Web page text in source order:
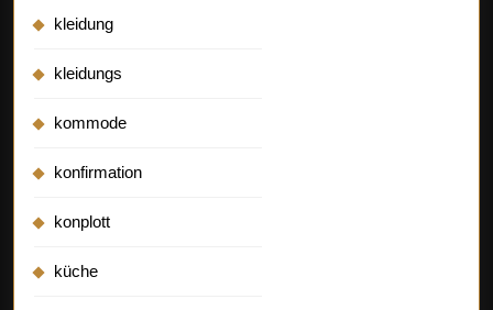
kleidung
kleidungs
kommode
konfirmation
konplott
küche